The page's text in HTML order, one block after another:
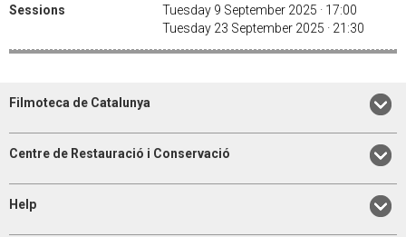
Sessions
Tuesday 9 September 2025 · 17:00
Tuesday 23 September 2025 · 21:30
Filmoteca de Catalunya
Centre de Restauració i Conservació
Help